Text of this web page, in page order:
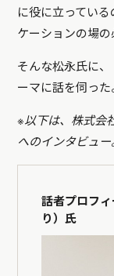
に役に立ってい
ケーションの場の
そんな松永氏に
ーマに話を伺った
※以下は、株式会
へのインタビュー
話者プロフ
り）氏